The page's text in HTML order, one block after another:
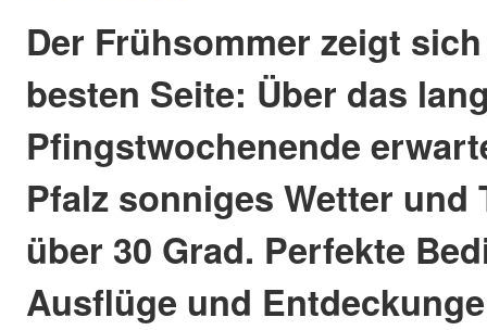
Der Frühsommer zeigt
besten Seite: Über das
Pfingstwochenende
Pfalz sonniges Wetter und
über 30 Grad. Perfekte
Ausflüge und